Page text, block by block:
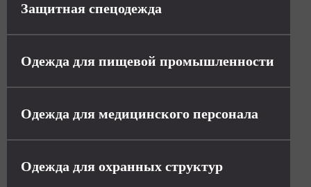
Защитная спецодежда
Одежда для пищевой промышленности
Одежда для медицинского персонала
Одежда для охранных структур